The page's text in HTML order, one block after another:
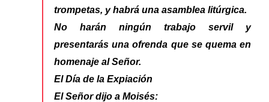
trompetas, y habrá una asamblea litúrgica.
No harán ningún trabajo servil y
presentarás una ofrenda que se quema en
homenaje al Señor.
El Día de la Expiación
El Señor dijo a Moisés: